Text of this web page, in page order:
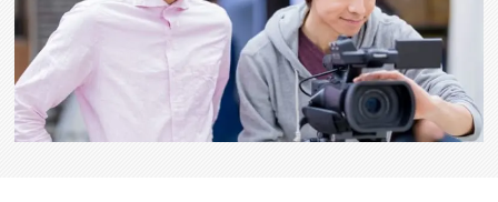
RECRUIT
クリエイター求人を探す
CREATIVE JOB求人検索
特集求人
採用説明会